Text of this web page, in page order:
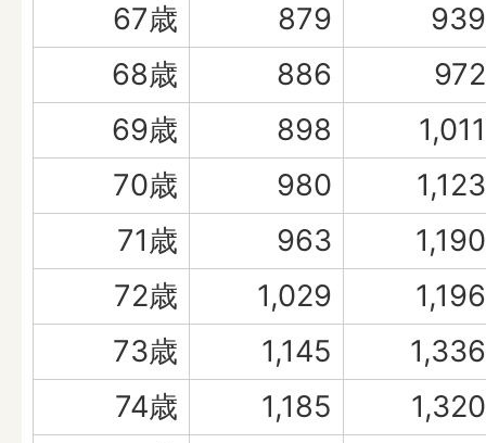
67歳
879
939
68歳
886
972
69歳
898
1,011
70歳
980
1,123
71歳
963
1,190
72歳
1,029
1,196
73歳
1,145
1,336
74歳
1,185
1,320